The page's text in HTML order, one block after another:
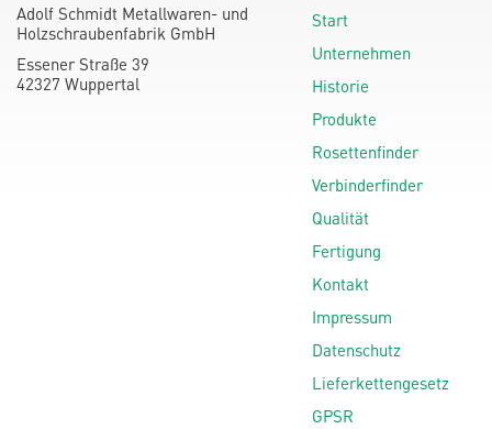
Adolf Schmidt Metallwaren- und
Holzschraubenfabrik GmbH
Essener Straße 39
42327 Wuppertal
Start
Unternehmen
Historie
Produkte
Rosettenfinder
Verbinderfinder
Qualität
Fertigung
Kontakt
Impressum
Datenschutz
Lieferkettengesetz
GPSR